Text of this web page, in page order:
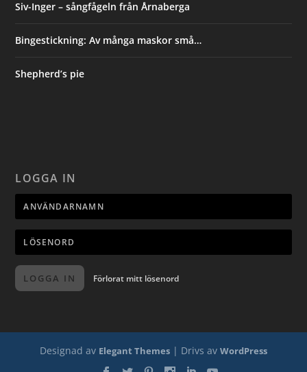
Siv-Inger – sångfågeln från Årnaberga
Bingestickning: Av många maskor små…
Shepherd’s pie
LOGGA IN
LOGGA IN Förlorat mitt lösenord
Designad av Elegant Themes | Drivs av WordPress